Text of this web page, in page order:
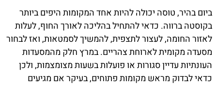
ביום בהיר, טוסה יכולה להיות אחד המקומות היפים ביותר
בקוסטה ברווה. כדאי להתחיל בהליכה לאורך החוף, לעלות
לאזור החומה, לעצור לתצפית, להמשיך לסמטאות, ואז לבחור
מסעדה מקומית לארוחת צהריים. במרץ חלק מהמסעדות
העונתיות עדיין סגורות או פועלות בשעות מצומצמות, ולכן
כדאי לבדוק מראש מקומות פתוחים, בעיקר אם מגיעים